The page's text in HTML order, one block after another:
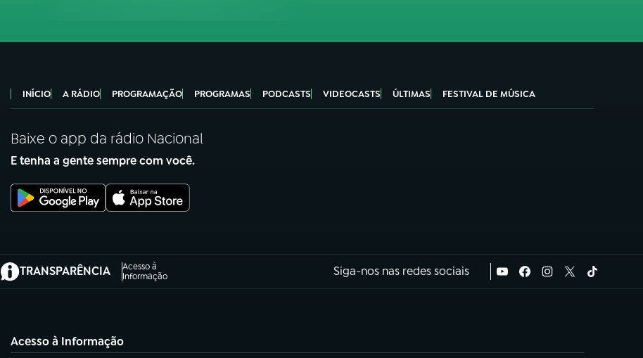
INÍCIO A RÁDIO PROGRAMAÇÃO PROGRAMAS PODCASTS VIDEOCASTS ÚLTIMAS FESTIVAL DE MÚSICA
Baixe o app da rádio Nacional
E tenha a gente sempre com você.
TRANSPARÊNCIA
Acesso à
Informação
(abre em nova aba) Siga-nos nas redes sociais
Acesso à Informação